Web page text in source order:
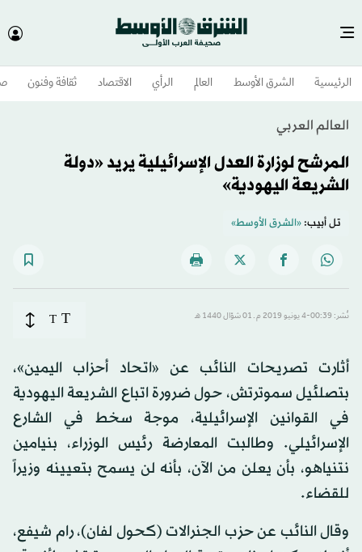
الرئيسية الشرق الأوسط​ العالم الرأي الاقتصاد ثقافة وفنون
العالم العربي
المرشح لوزارة العدل الإسرائيلية يريد «دولة
الشريعة اليهودية»
تل أبيب:«الشرق الأوسط»
نُشر: 00:39-4 يونيو 2019 م ـ 01 شوّال 1440 هـ T
T
أثارت تصريحات النائب عن «اتحاد أحزاب اليمين»،
بتصلئيل سموترتش، حول ضرورة اتباع الشريعة اليهودية
في القوانين الإسرائيلية، موجة سخط في الشارع
الإسرائيلي. وطالبت المعارضة رئيس الوزراء، بنيامين
نتنياهو، بأن يعلن من الآن، بأنه لن يسمح بتعيينه وزيراً
للقضاء.
وقال النائب عن حزب الجنرالات (كحول لفان)، رام شيفع،